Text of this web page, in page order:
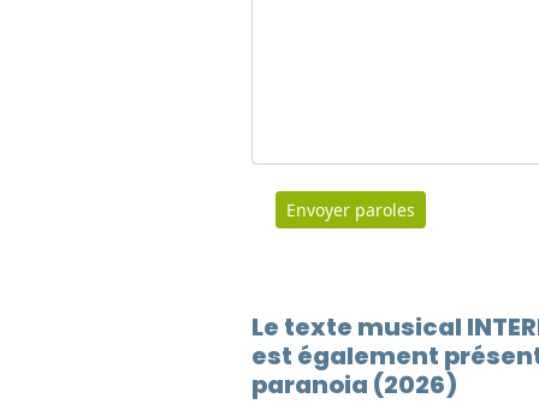
Envoyer paroles
Le texte musical
est également
paranoia (2026)